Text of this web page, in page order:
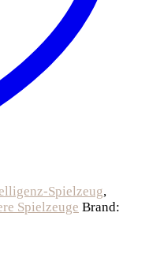
Spielzeug,
Spielzeuge Brand: